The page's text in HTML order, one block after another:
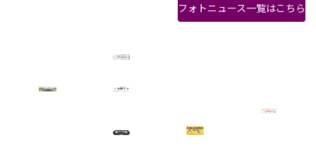
フォトニュース一覧はこちら